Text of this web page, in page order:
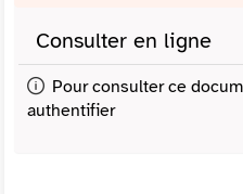
Consulter en ligne
Pour consulter ce
authentifier